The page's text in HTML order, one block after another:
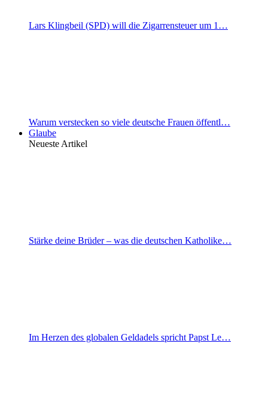
Lars Klingbeil (SPD) will die Zigarrensteuer um 1…
Warum verstecken so viele deutsche Frauen öffentl…
Glaube
Neueste Artikel
Stärke deine Brüder – was die deutschen Katholike…
Im Herzen des globalen Geldadels spricht Papst Le…